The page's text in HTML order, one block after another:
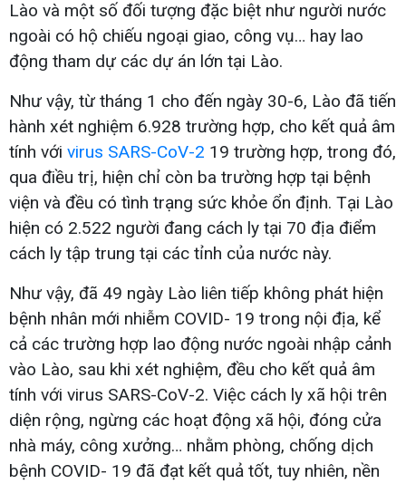
Lào và một số đối tượng đặc biệt như người nước
ngoài có hộ chiếu ngoại giao, công vụ… hay lao
động tham dự các dự án lớn tại Lào.
Như vậy, từ tháng 1 cho đến ngày 30-6, Lào đã tiến
hành xét nghiệm 6.928 trường hợp, cho kết quả âm
tính với virus SARS-CoV-2 19 trường hợp, trong đó,
qua điều trị, hiện chỉ còn ba trường hợp tại bệnh
viện và đều có tình trạng sức khỏe ổn định. Tại Lào
hiện có 2.522 người đang cách ly tại 70 địa điểm
cách ly tập trung tại các tỉnh của nước này.
Như vậy, đã 49 ngày Lào liên tiếp không phát hiện
bệnh nhân mới nhiễm COVID- 19 trong nội địa, kể
cả các trường hợp lao động nước ngoài nhập cảnh
vào Lào, sau khi xét nghiệm, đều cho kết quả âm
tính với virus SARS-CoV-2. Việc cách ly xã hội trên
diện rộng, ngừng các hoạt động xã hội, đóng cửa
nhà máy, công xưởng… nhằm phòng, chống dịch
bệnh COVID- 19 đã đạt kết quả tốt, tuy nhiên, nền